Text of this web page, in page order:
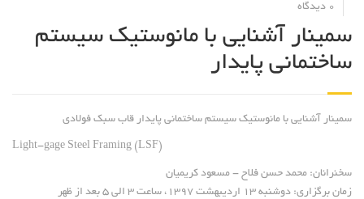
0 دیدگاه
سمینار آشنایی با مانوستیک سیستم
ساختمانی پایدار
سمینار آشنایی با مانوستیک سیستم ساختمانی پایدار قاب سبک فولادی
Light-gage Steel Framing (LSF)
سخنرانان: محمد حسن فلاح - مسعود کریمیان
زمان برگزاری: دوشنبه ۱۳ اردیبهشت ۱۳۹۷، ساعت ۳ الی ۵ بعد از ظهر